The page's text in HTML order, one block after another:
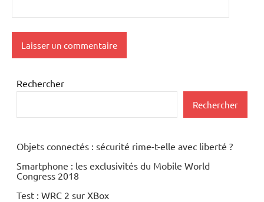
Rechercher
Rechercher
Objets connectés : sécurité rime-t-elle avec liberté ?
Smartphone : les exclusivités du Mobile World
Congress 2018
Test : WRC 2 sur XBox